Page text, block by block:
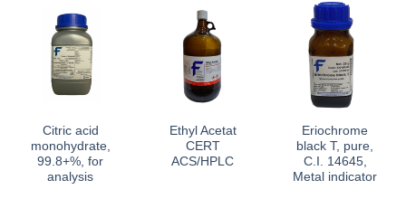
Citric acid
monohydrate,
99.8+%, for
analysis
Ethyl Acetat
CERT
ACS/HPLC
Eriochrome
black T, pure,
C.I. 14645,
Metal indicator